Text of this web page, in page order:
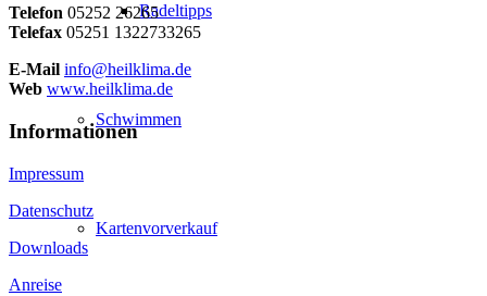
Radeltipps
Schwimmen
Kartenvorverkauf
Telefon 05252 26265
Telefax 05251 1322733265
E-Mail info@heilklima.de
Web www.heilklima.de
Informationen
Impressum
Datenschutz
Downloads
Anreise